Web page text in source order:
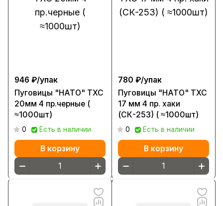
946 ₽/упак
Пуговицы "НАТО" ТХС
20мм 4 пр.черные (
≈1000шт)
0 Есть в наличии
В корзину
780 ₽/упак
Пуговицы "НАТО" ТХС
17 мм 4 пр. хаки
(СК-253) ( ≈1000шт)
0 Есть в наличии
В корзину